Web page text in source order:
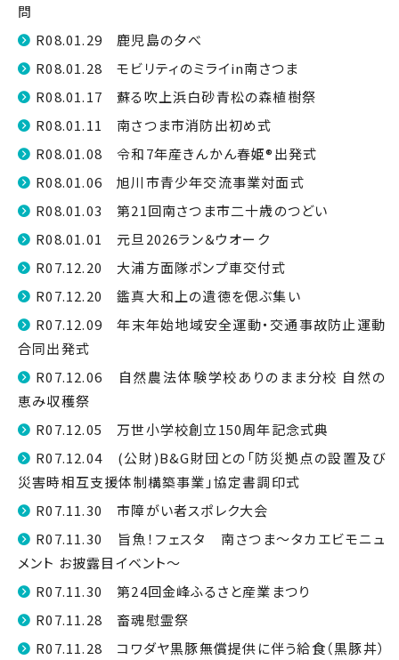
問
R08.01.29 鹿児島の夕べ
R08.01.28 モビリティのミライin南さつま
R08.01.17 蘇る吹上浜白砂青松の森植樹祭
R08.01.11 南さつま市消防出初め式
R08.01.08 令和7年産きんかん春姫®出発式
R08.01.06 旭川市青少年交流事業対面式
R08.01.03 第21回南さつま市二十歳のつどい
R08.01.01 元旦2026ラン＆ウオーク
R07.12.20 大浦方面隊ポンプ車交付式
R07.12.20 鑑真大和上の遺徳を偲ぶ集い
R07.12.09 年末年始地域安全運動・交通事故防止運動
合同出発式
R07.12.06 自然農法体験学校ありのまま分校 自然の
恵み収穫祭
R07.12.05 万世小学校創立150周年記念式典
R07.12.04 (公財)B&G財団との「防災拠点の設置及び
災害時相互支援体制構築事業」協定書調印式
R07.11.30 市障がい者スポレク大会
R07.11.30 旨魚！フェスタ 南さつま～タカエビモニュ
メント お披露目イベント～
R07.11.30 第24回金峰ふるさと産業まつり
R07.11.28 畜魂慰霊祭
R07.11.28 コワダヤ黒豚無償提供に伴う給食（黒豚丼）